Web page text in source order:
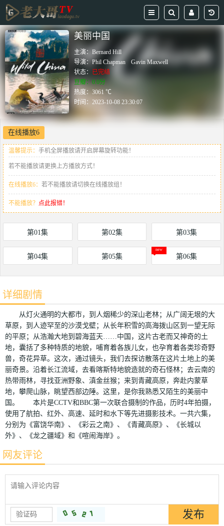
美丽中国
主演：Bernard Hill
导演：Phil Chapman
Gavin Maxwell
状态： 已完结
豆瓣：0.0分
热度：3061 ℃
时间：2023-10-08 23:30:07
在线播放6
温馨提示： 手机全屏播放请开启屏幕旋转功能！
若不能播放请更换上方播放方式！
在线播放6： 若不能播放请切换在线播放组！
不能播放？ 点此报错！
第01集 第02集 第03集
第04集 第05集 第06集
详细剧情
从灯火通明的大都市，到人烟稀少的深山老林；从广阔无垠的大
草原，到人迹罕至的沙漠戈壁；从长年积雪的高海拨山区到一望无际
的平原；从浩瀚大地到碧海蓝天……中国，这片古老而又神奇的土
地，囊括了多种特质的地貌，哺育着各族儿女，也孕育着各类珍奇野
兽，奇花异草。这次，通过镜头，我们去探访散落在这片土地上的美
丽奇景。沿着长江流域，去看喀斯特地貌造就的奇石怪林；去云南的
热带雨林，寻找亚洲野象、滇金丝猴；来到青藏高原，奔赴内蒙草
地，攀爬山脉，眺望西部边陲。这里，是你我熟悉又陌生的美丽中
国。 本片是CCTV和BBC第一次联合摄制的作品，历时4年拍摄，
使用了航拍、红外、高速、延时和水下等先进摄影技术。一共六集，
分别为《富饶华南》、《彩云之南》、《青藏高原》、《长城以
外》、《龙之疆域》和《喧闹海岸》。
网友评论